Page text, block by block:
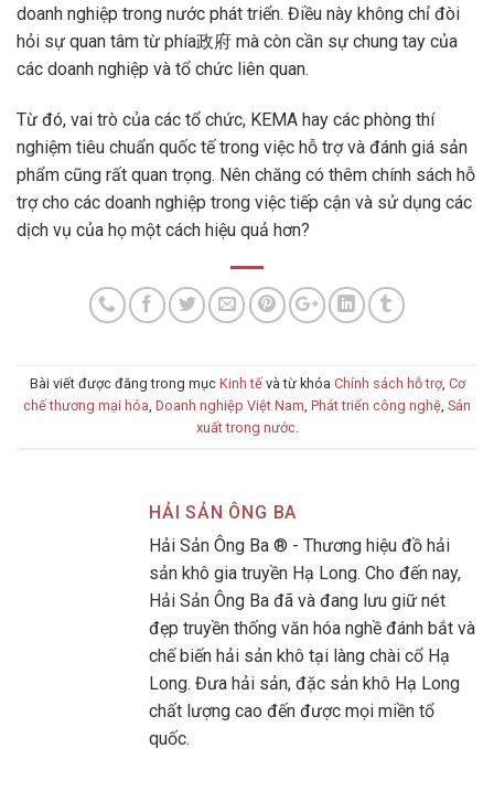
doanh nghiệp trong nước phát triển. Điều này không chỉ đòi
hỏi sự quan tâm từ phía政府 mà còn cần sự chung tay của
các doanh nghiệp và tổ chức liên quan.
Từ đó, vai trò của các tổ chức, KEMA hay các phòng thí
nghiệm tiêu chuẩn quốc tế trong việc hỗ trợ và đánh giá sản
phẩm cũng rất quan trọng. Nên chăng có thêm chính sách hỗ
trợ cho các doanh nghiệp trong việc tiếp cận và sử dụng các
dịch vụ của họ một cách hiệu quả hơn?
Bài viết được đăng trong mục Kinh tếvà từ khóa Chính sách hỗ trợ, Cơ
chế thương mại hóa Doanh nghiệp Việt Nam Phát triển công nghệ Sản
xuất trong nước.
HẢI SẢN ÔNG BA
Hải Sản Ông Ba ® - Thương hiệu đồ hải
sản khô gia truyền Hạ Long. Cho đến nay,
Hải Sản Ông Ba đã và đang lưu giữ nét
đẹp truyền thống văn hóa nghề đánh bắt và
chế biến hải sản khô tại làng chài cổ Hạ
Long. Đưa hải sản, đặc sản khô Hạ Long
chất lượng cao đến được mọi miền tổ
quốc.